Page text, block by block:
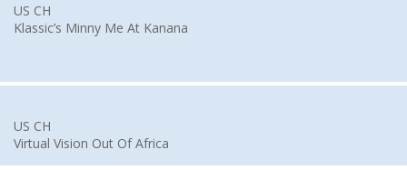
US CH
Klassic’s Minny Me At Kanana
US CH
Virtual Vision Out Of Africa